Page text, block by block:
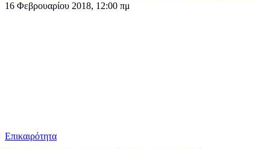
16 Φεβρουαρίου 2018, 12:00 πμ
Επικαιρότητα